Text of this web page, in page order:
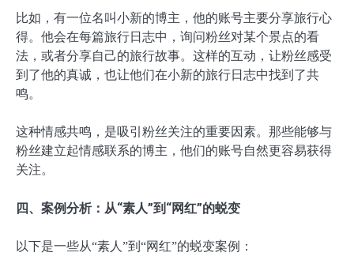
比如，有一位名叫小新的博主，他的账号主要分享旅行心
得。他会在每篇旅行日志中，询问粉丝对某个景点的看
法，或者分享自己的旅行故事。这样的互动，让粉丝感受
到了他的真诚，也让他们在小新的旅行日志中找到了共
鸣。
这种情感共鸣，是吸引粉丝关注的重要因素。那些能够与
粉丝建立起情感联系的博主，他们的账号自然更容易获得
关注。
四、案例分析：从“素人”到“网红”的蜕变
以下是一些从“素人”到“网红”的蜕变案例：